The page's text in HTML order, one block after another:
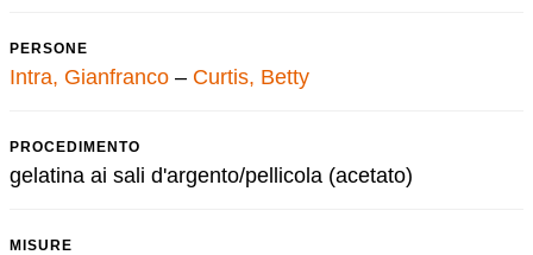
PERSONE
Intra, Gianfranco – Curtis, Betty
PROCEDIMENTO
gelatina ai sali d'argento/pellicola (acetato)
MISURE